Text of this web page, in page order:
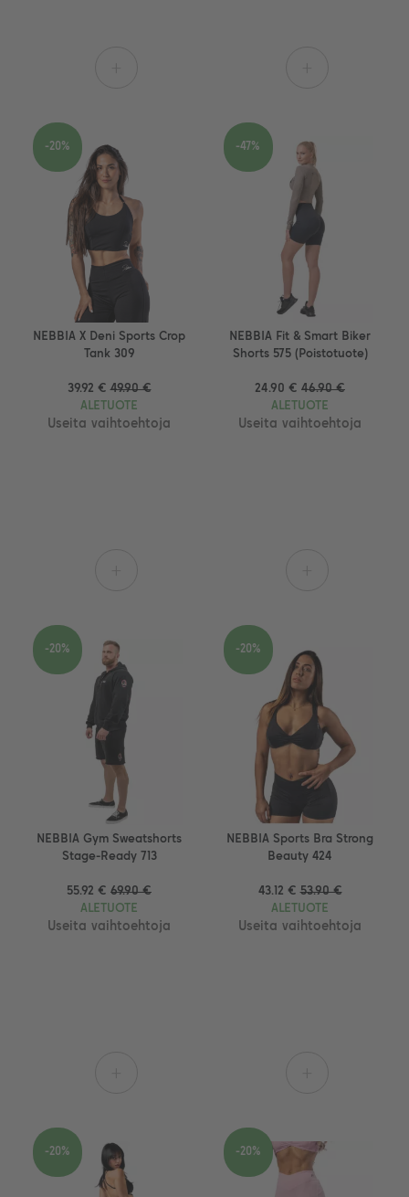
NEBBIA X Deni Sports Crop
Tank 309
39.92 € 49.90 €
ALETUOTE
Useita vaihtoehtoja
-20%
NEBBIA Fit & Smart Biker
Shorts 575 (Poistotuote)
24.90 € 46.90 €
ALETUOTE
Useita vaihtoehtoja
-47%
NEBBIA Gym Sweatshorts
Stage-Ready 713
55.92 € 69.90 €
ALETUOTE
Useita vaihtoehtoja
-20%
NEBBIA Sports Bra Strong
Beauty 424
43.12 € 53.90 €
ALETUOTE
Useita vaihtoehtoja
-20%
-20% -20%